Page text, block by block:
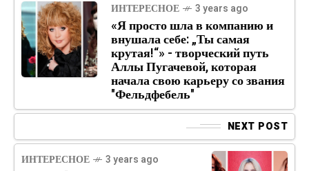
ИНТЕРЕСНОЕ 3 years ago
«Я просто шла в компанию и
внушала себе: „Ты самая
крутая!“» - творческий путь
Аллы Пугачевой, которая
начала свою карьеру со звания
"Фельдфебель"
NEXT POST
ИНТЕРЕСНОЕ 3 years ago